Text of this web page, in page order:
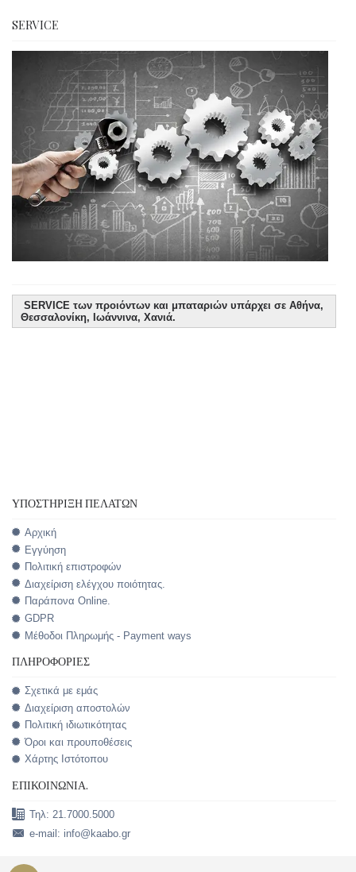
SERVICE
SERVICE των προιόντων και μπαταριών υπάρχει σε Αθήνα,
Θεσσαλονίκη, Ιωάννινα, Χανιά.
ΥΠΟΣΤΉΡΙΞΗ ΠΕΛΑΤΏΝ
Αρχική
Εγγύηση
Πολιτική επιστροφών
Διαχείριση ελέγχου ποιότητας.
Παράπονα Online.
GDPR
Μέθοδοι Πληρωμής - Payment ways
ΠΛΗΡΟΦΟΡΊΕΣ
Σχετικά με εμάς
Διαχείριση αποστολών
Πολιτική ιδιωτικότητας
Όροι και προυποθέσεις
Χάρτης Ιστότοπου
ΕΠΙΚΟΙΝΩΝΊΑ.
Τηλ: 21.7000.5000
e-mail: info@kaabo.gr